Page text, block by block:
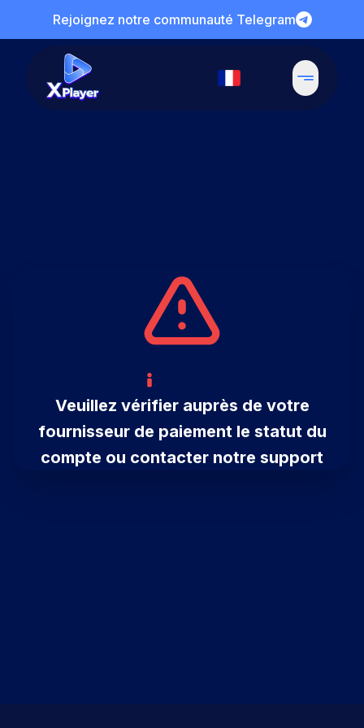
Rejoignez notre communauté Telegram
Veuillez vérifier auprès de votre
fournisseur de paiement le statut du
compte ou contacter notre support